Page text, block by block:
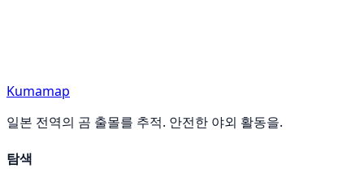
Kumamap
일본 전역의 곰 출몰를 추적. 안전한 야외 활동을.
탐색